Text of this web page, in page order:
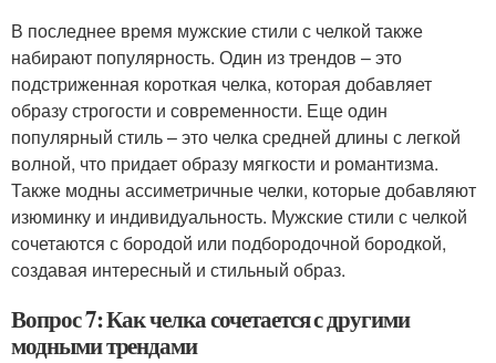
В последнее время мужские стили с челкой также
набирают популярность. Один из трендов – это
подстриженная короткая челка, которая добавляет
образу строгости и современности. Еще один
популярный стиль – это челка средней длины с легкой
волной, что придает образу мягкости и романтизма.
Также модны ассиметричные челки, которые добавляют
изюминку и индивидуальность. Мужские стили с челкой
сочетаются с бородой или подбородочной бородкой,
создавая интересный и стильный образ.
Вопрос 7: Как челка сочетается с другими
модными трендами